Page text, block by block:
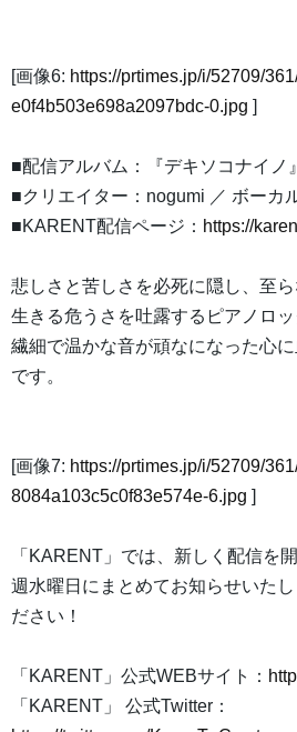
[画像6: https://prtimes.jp/i/52709/
e0f4b503e698a2097bdc-0.jpg ]
■配信アルバム：『デキソコナイノ』
■クリエイター：nogumi ／ ボーカ
■KARENT配信ページ： https://
悲しさと苦しさを必死に隠し、至
生きる危うさを吐露するピアノロッ
繊細で温かな音が頑なになった心
です。
[画像7: https://prtimes.jp/i/52709/
8084a103c5c0f83e574e-6.jpg ]
「KARENT」では、新しく配信を
週水曜日にまとめてお知らせいた
ださい！
「KARENT」公式WEBサイト：
「KARENT」 公式Twitter：